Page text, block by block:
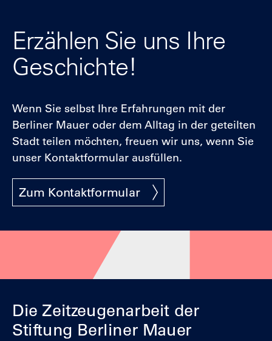
Erzählen Sie uns Ihre
Geschichte!
Wenn Sie selbst Ihre Erfahrungen mit der
Berliner Mauer oder dem Alltag in der geteilten
Stadt teilen möchten, freuen wir uns, wenn Sie
unser Kontaktformular ausfüllen.
Zum Kontaktformular
Die Zeitzeugenarbeit der
Stiftung Berliner Mauer